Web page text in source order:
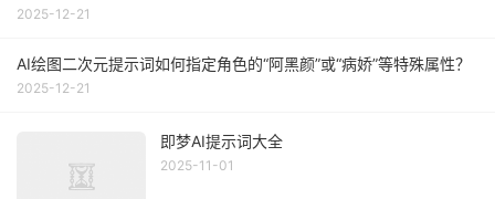
2025-12-21
AI绘图二次元提示词如何指定角色的“阿黑颜”或“病娇”等特殊属性？
2025-12-21
即梦AI提示词大全
2025-11-01